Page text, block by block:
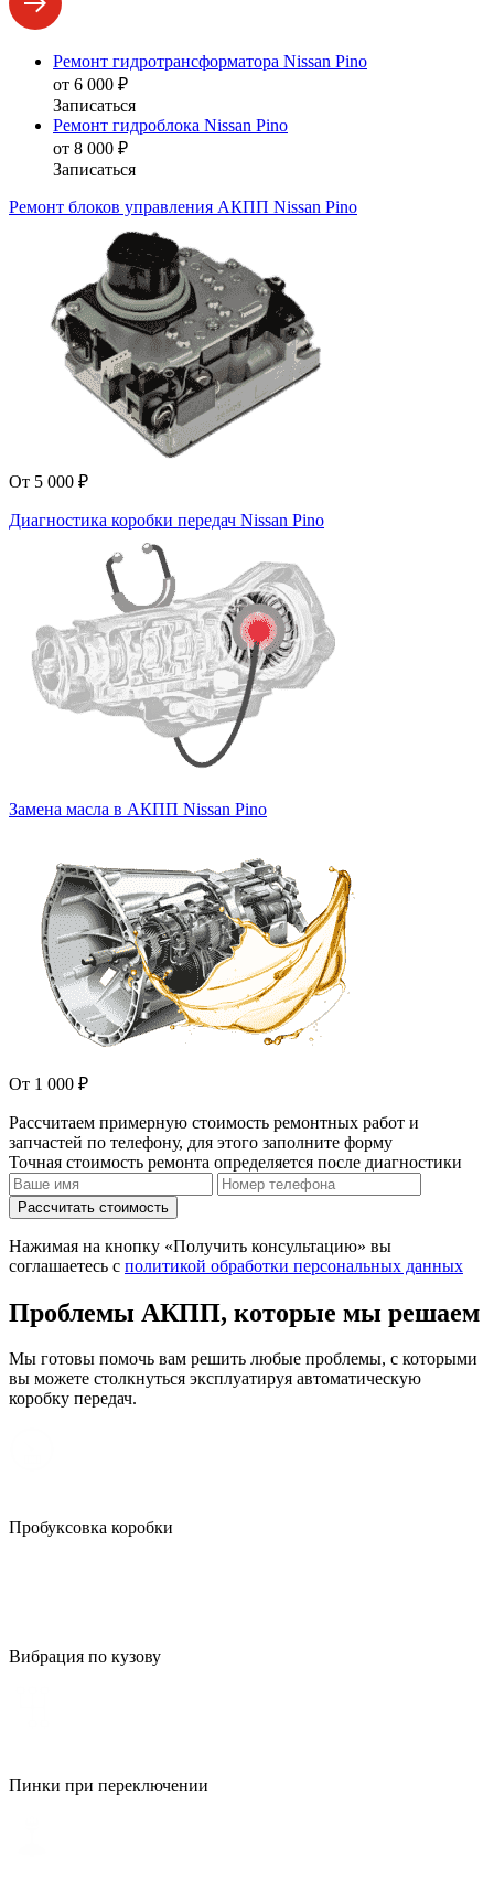
Ремонт гидротрансформатора Nissan Pino
от 6 000 ₽
Записаться
Ремонт гидроблока Nissan Pino
от 8 000 ₽
Записаться
Ремонт блоков управления АКПП Nissan Pino
От 5 000 ₽
Диагностика коробки передач Nissan Pino
Замена масла в АКПП Nissan Pino
От 1 000 ₽
Рассчитаем примерную стоимость ремонтных работ и
запчастей по телефону, для этого заполните форму
Точная стоимость ремонта определяется после диагностики
Рассчитать стоимость
Нажимая на кнопку «Получить консультацию» вы
соглашаетесь с политикой обработки персональных данных
Проблемы АКПП, которые мы решаем
Мы готовы помочь вам решить любые проблемы, с которыми
вы можете столкнуться эксплуатируя автоматическую
коробку передач.
Пробуксовка коробки
Вибрация по кузову
Пинки при переключении